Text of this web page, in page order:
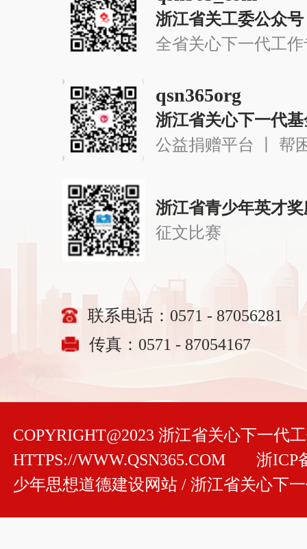
浙江省关工委公众号
全省关心下一代工
qsn365org
浙江省关心下一代
公益捐赠平台 丨 帮
浙江省青少年英才
征文比赛
联系电话：0571 - 87056281
传真：0571 - 87054167
COPYRIGHT@2023 浙江省关心下一代
HTTPS://WWW.QSN365.COM
浙ICP
少年思想道德建设网站 / 浙江省关心下